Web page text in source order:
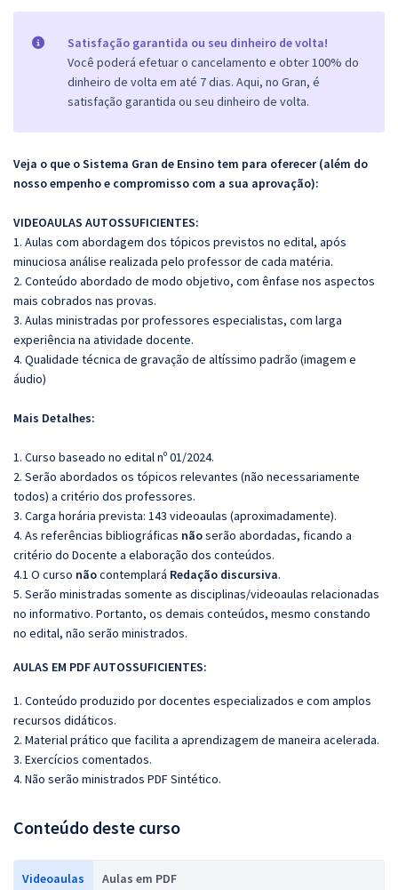
Satisfação garantida ou seu dinheiro de volta!
Você poderá efetuar o cancelamento e obter 100% do
dinheiro de volta em até 7 dias. Aqui, no Gran, é
satisfação garantida ou seu dinheiro de volta.
Veja o que o Sistema Gran de Ensino tem para oferecer (além do
nosso empenho e compromisso com a sua aprovação):
VIDEOAULAS AUTOSSUFICIENTES:
1. Aulas com abordagem dos tópicos previstos no edital, após
minuciosa análise realizada pelo professor de cada matéria.
2. Conteúdo abordado de modo objetivo, com ênfase nos aspectos
mais cobrados nas provas.
3. Aulas ministradas por professores especialistas, com larga
experiência na atividade docente.
4. Qualidade técnica de gravação de altíssimo padrão (imagem e
áudio)
Mais Detalhes:
1. Curso baseado no edital nº 01/2024.
2. Serão abordados os tópicos relevantes (não necessariamente
todos) a critério dos professores.
3. Carga horária prevista: 143 videoaulas (aproximadamente).
4. As referências bibliográficas nãoserão abordadas, ficando a
critério do Docente a elaboração dos conteúdos.
4.1 O curso nãocontemplará Redação discursiva.
5. Serão ministradas somente as disciplinas/videoaulas relacionadas
no informativo. Portanto, os demais conteúdos, mesmo constando
no edital, não serão ministrados.
AULAS EM PDF AUTOSSUFICIENTES:
1. Conteúdo produzido por docentes especializados e com amplos
recursos didáticos.
2. Material prático que facilita a aprendizagem de maneira acelerada.
3. Exercícios comentados.
4. Não serão ministrados PDF Sintético.
Conteúdo deste curso
Videoaulas Aulas em PDF